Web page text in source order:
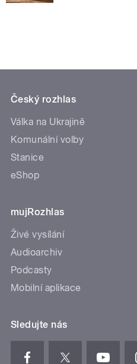
Český rozhlas
Válka na Ukrajině
Komunální volby
Stanice
eShop
mujRozhlas
Živé vysílání
Audioarchiv
Podcasty
Mobilní aplikace
Sledujte nás